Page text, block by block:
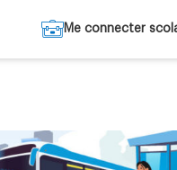
Me connecter